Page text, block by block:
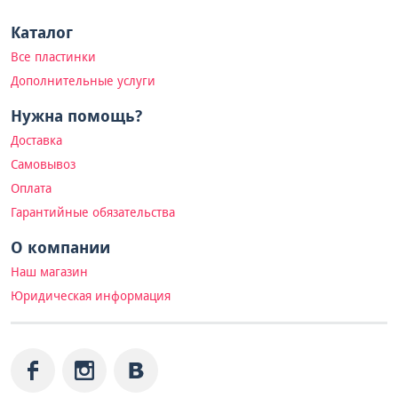
Каталог
Все пластинки
Дополнительные услуги
Нужна помощь?
Доставка
Самовывоз
Оплата
Гарантийные обязательства
О компании
Наш магазин
Юридическая информация